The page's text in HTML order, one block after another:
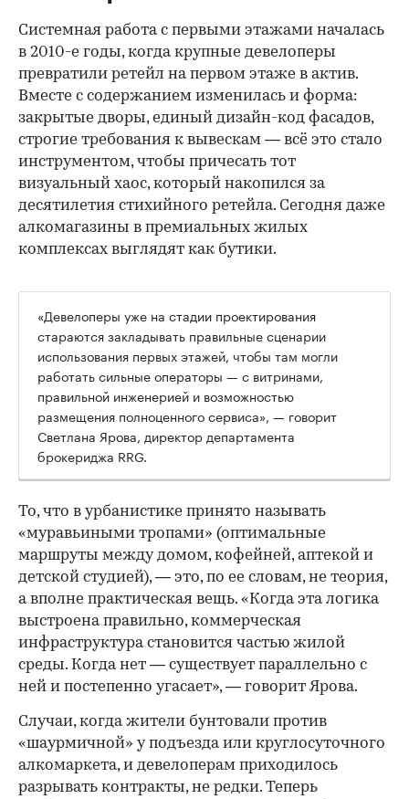
Системная работа с первыми этажами началась
в 2010-е годы, когда крупные девелоперы
превратили ретейл на первом этаже в актив.
Вместе с содержанием изменилась и форма:
закрытые дворы, единый дизайн-код фасадов,
строгие требования к вывескам — всё это стало
инструментом, чтобы причесать тот
визуальный хаос, который накопился за
десятилетия стихийного ретейла. Сегодня даже
алкомагазины в премиальных жилых
комплексах выглядят как бутики.
00:00
«Девелоперы уже на стадии проектирования
стараются закладывать правильные сценарии
использования первых этажей, чтобы там могли
работать сильные операторы — с витринами,
правильной инженерией и возможностью
размещения полноценного сервиса», — говорит
Светлана Ярова, директор департамента
брокериджа RRG.
То, что в урбанистике принято называть
«муравьиными тропами» (оптимальные
маршруты между домом, кофейней, аптекой и
детской студией), — это, по ее словам, не теория,
а вполне практическая вещь. «Когда эта логика
выстроена правильно, коммерческая
инфраструктура становится частью жилой
среды. Когда нет — существует параллельно с
ней и постепенно угасает», — говорит Ярова.
Случаи, когда жители бунтовали против
«шаурмичной» у подъезда или круглосуточного
алкомаркета, и девелоперам приходилось
разрывать контракты, не редки. Теперь